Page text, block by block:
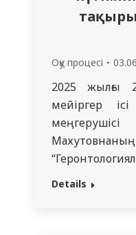
Оқу процесі
2025 жылғы
мейіргер
күтім”
Details